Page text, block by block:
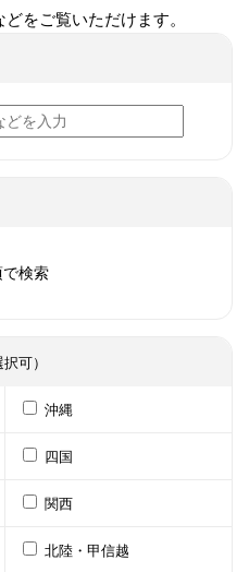
をご覧いただけます。
で検索
可）
沖縄
四国
関西
北陸・甲信越